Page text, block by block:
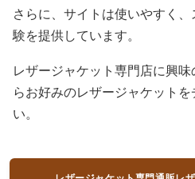
さらに、サイトは使いやすく
験を提供しています。
レザージャケット専門店に興
らお好みのレザージャケット
い。